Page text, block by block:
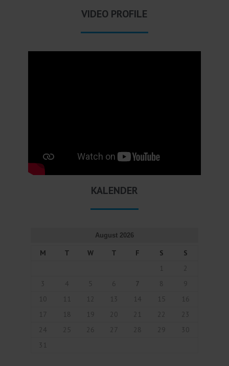
VIDEO PROFILE
KALENDER
August 2026
M T W T F S
S
1
4 5 6 7 8
9
10
11 12 13 14 15
16
17
18 19 20 21
24
25 26 28 29
30
31